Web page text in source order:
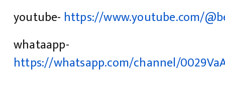
youtube- https://www.youtube.com/
whataapp-
https://whatsapp.com/channel/